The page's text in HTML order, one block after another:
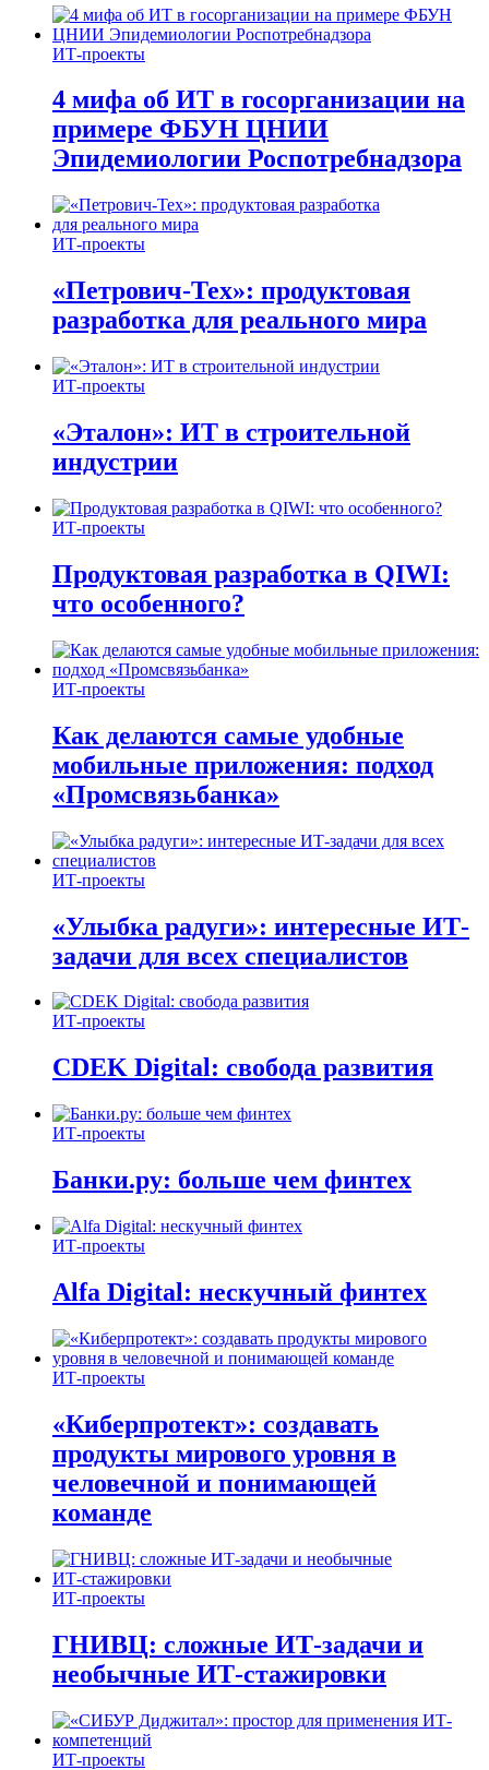
ИТ-проекты
4 мифа об ИТ в госорганизации на
примере ФБУН ЦНИИ
Эпидемиологии Роспотребнадзора
ИТ-проекты
«Петрович-Тех»: продуктовая
разработка для реального мира
ИТ-проекты
«Эталон»: ИТ в строительной
индустрии
ИТ-проекты
Продуктовая разработка в QIWI:
что особенного?
ИТ-проекты
Как делаются самые удобные
мобильные приложения: подход
«Промсвязьбанка»
ИТ-проекты
«Улыбка радуги»: интересные ИТ-
задачи для всех специалистов
ИТ-проекты
CDEK Digital: свобода развития
ИТ-проекты
Банки.ру: больше чем финтех
ИТ-проекты
Alfa Digital: нескучный финтех
ИТ-проекты
«Киберпротект»: создавать
продукты мирового уровня в
человечной и понимающей
команде
ИТ-проекты
ГНИВЦ: сложные ИТ‑задачи и
необычные ИТ‑стажировки
ИТ-проекты